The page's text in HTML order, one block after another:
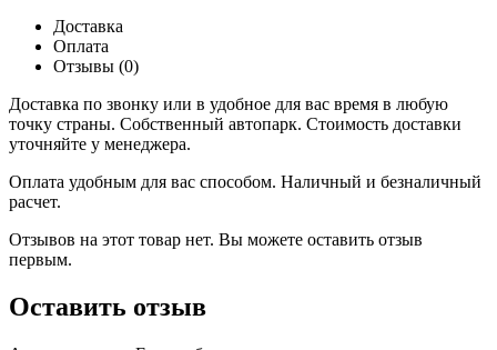
Доставка
Оплата
Отзывы (0)
Доставка по звонку или в удобное для вас время в любую
точку страны. Собственный автопарк. Стоимость доставки
уточняйте у менеджера.
Оплата удобным для вас способом. Наличный и безналичный
расчет.
Отзывов на этот товар нет. Вы можете оставить отзыв
первым.
Оставить отзыв